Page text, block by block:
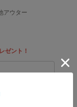
アウター
ゼント！
いただけます